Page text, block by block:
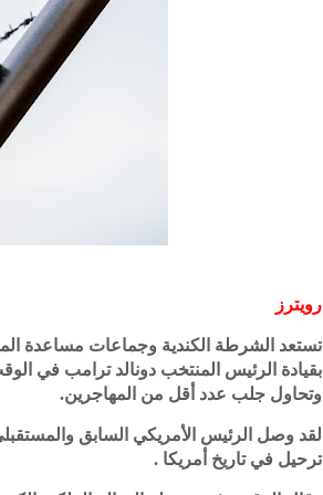
رويترز
تستعد الشرطة الكندية وجماعات مساعدة
بقيادة الرئيس المنتخب دونالد ترامب في
وتحاول جلب عدد أقل من المهاجرين.
لقد وصل الرئيس الأمريكي السابق
ترحيل في تاريخ أمريكا .